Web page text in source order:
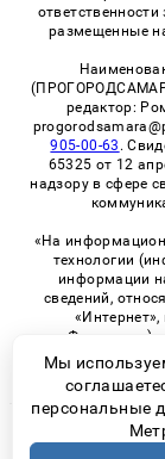
размещенные
редактор:
905-00-63 .
65325 от 12
надзору в сфере
«На
технологии
информации
сведений,
технологий в
© 2026
Мы
персональные